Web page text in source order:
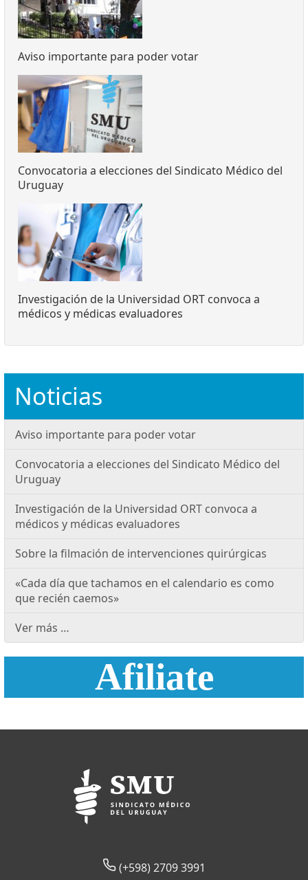
Aviso importante para poder votar
Convocatoria a elecciones del Sindicato Médico del
Uruguay
Investigación de la Universidad ORT convoca a
médicos y médicas evaluadores
Noticias
Aviso importante para poder votar
Convocatoria a elecciones del Sindicato Médico del
Uruguay
Investigación de la Universidad ORT convoca a
médicos y médicas evaluadores
Sobre la filmación de intervenciones quirúrgicas
«Cada día que tachamos en el calendario es como
que recién caemos»
Ver más …
Afiliate
(+598) 2709 3991